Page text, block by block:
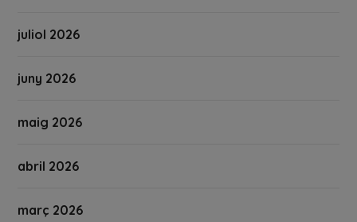
juliol 2026
juny 2026
maig 2026
abril 2026
març 2026